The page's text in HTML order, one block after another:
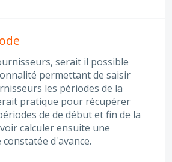
serait il possible
permettant de saisir
les périodes de la
pratique pour récupérer
de de début et fin de la
calculer ensuite une
d'avance.